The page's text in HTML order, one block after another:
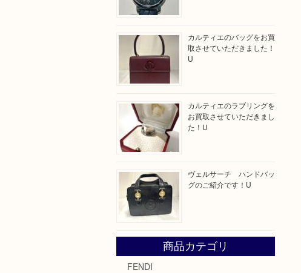
カルティエのバッグをお買
取させていただきました！
U
カルティエのラブリングを
お買取させていただきまし
た！U
ヴェルサーチ ハンドバッ
グのご紹介です！U
商品カテゴリ
FENDI